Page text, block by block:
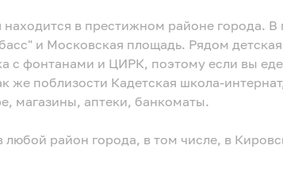
в престижном районе города. В
и Московская площадь. Рядом детская
с фонтанами и ЦИРК, поэтому если вы
же поблизости Кадетская школа-
магазины, аптеки, банкоматы.
район города, в том числе, в